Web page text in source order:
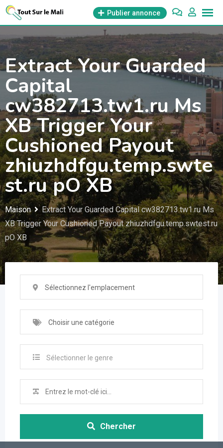
Aller
contenu
Publier annonce
Extract Your Guarded
Capital
cw382713.tw1.ru Ms
XB Trigger Your
Cushioned Payout
zhiuzhdfgu.temp.swte
st.ru pO XB
Maison
Extract Your Guarded Capital cw382713.tw1.ru Ms
XB Trigger Your Cushioned Payout zhiuzhdfgu.temp.swtest.ru
pO XB
Sélectionnez l'emplacement
Choisir une catégorie
Sélectionner le genre
Chercher